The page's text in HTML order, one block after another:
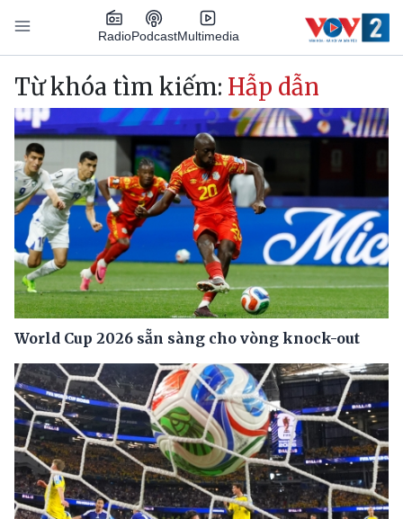
Nhảy đến nội dung
RadioPodcastMultimedia
Main navigation
Từ khóa tìm kiếm: Hẫp dẫn
World Cup 2026 sẵn sàng cho vòng knock-out